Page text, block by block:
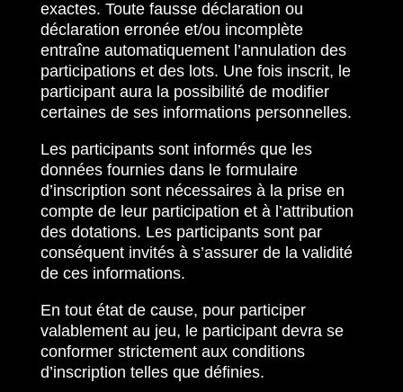
exactes. Toute fausse déclaration ou
déclaration erronée et/ou incomplète
entraîne automatiquement l’annulation des
participations et des lots. Une fois inscrit, le
participant aura la possibilité de modifier
certaines de ses informations personnelles.
Les participants sont informés que les
données fournies dans le formulaire
d’inscription sont nécessaires à la prise en
compte de leur participation et à l’attribution
des dotations. Les participants sont par
conséquent invités à s’assurer de la validité
de ces informations.
En tout état de cause, pour participer
valablement au jeu, le participant devra se
conformer strictement aux conditions
d’inscription telles que définies.